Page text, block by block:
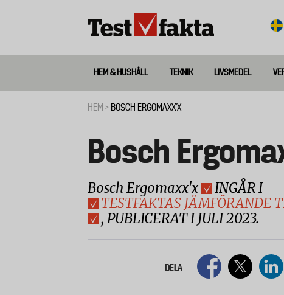
Huvudmeny
ny
HEM & HUSHÅLL TEKNIK LIVSMEDEL
HEM BOSCH ERGOMAXX'X
Bosch
Bosch Ergomaxx'x
INGÅR I
TESTFAKTAS JÄMFÖRANDE
, PUBLICERAT I JULI 2023.
DELA